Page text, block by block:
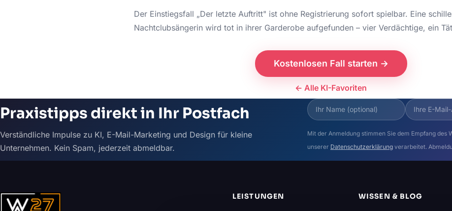
Der Einstiegsfall „Der letzte Auftritt" ist ohne Registrierung sofort spielbar. Eine
Nachtclubsängerin wird tot in ihrer Garderobe aufgefunden – vier Verdächtige, ein
Kostenlosen Fall starten →
← Alle KI-Favoriten
Praxistipps direkt in Ihr Postfach
Verständliche Impulse zu KI, E-Mail-Marketing und Design für kleine
Unternehmen. Kein Spam, jederzeit abmeldbar.
Mit der Anmeldung stimmen Sie dem Empfang
unserer Datenschutzerklärung verarbeitet.
LEISTUNGEN WISSEN & BLOG